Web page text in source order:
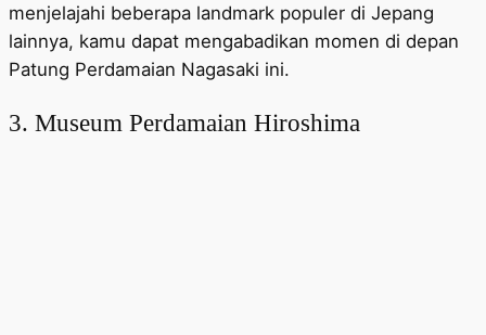
menjelajahi beberapa landmark populer di Jepang
lainnya, kamu dapat mengabadikan momen di depan
Patung Perdamaian Nagasaki ini.
3. Museum Perdamaian Hiroshima